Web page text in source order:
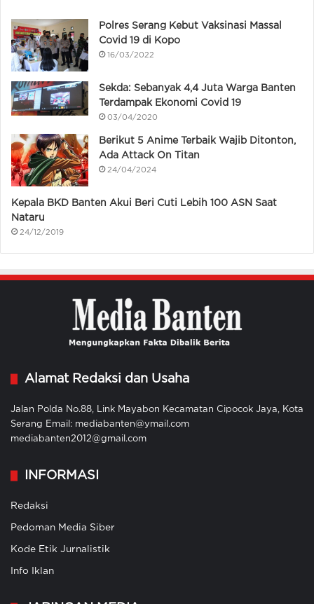
Polres Serang Kebut Vaksinasi Massal
Covid 19 di Kopo
16/03/2022
Sekda: Sebanyak 4,4 Juta Warga Banten
Terdampak Ekonomi Covid 19
03/04/2020
Berikut 5 Anime Terbaik Wajib Ditonton,
Ada Attack On Titan
24/04/2024
Kepala BKD Banten Akui Beri Cuti Lebih 100 ASN Saat
Nataru
24/12/2019
Alamat Redaksi dan Usaha
Jalan Polda No.88, Link Mayabon Kecamatan Cipocok Jaya, Kota
Serang Email: mediabanten@ymail.com
mediabanten2012@gmail.com
INFORMASI
Redaksi
Pedoman Media Siber
Kode Etik Jurnalistik
Info Iklan